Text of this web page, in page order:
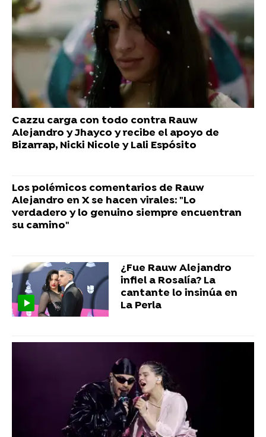
Cazzu carga con todo contra Rauw
Alejandro y Jhayco y recibe el apoyo de
Bizarrap, Nicki Nicole y Lali Espósito
Los polémicos comentarios de Rauw
Alejandro en X se hacen virales: "Lo
verdadero y lo genuino siempre encuentran
su camino"
¿Fue Rauw Alejandro
infiel a Rosalía? La
cantante lo insinúa en
La Perla